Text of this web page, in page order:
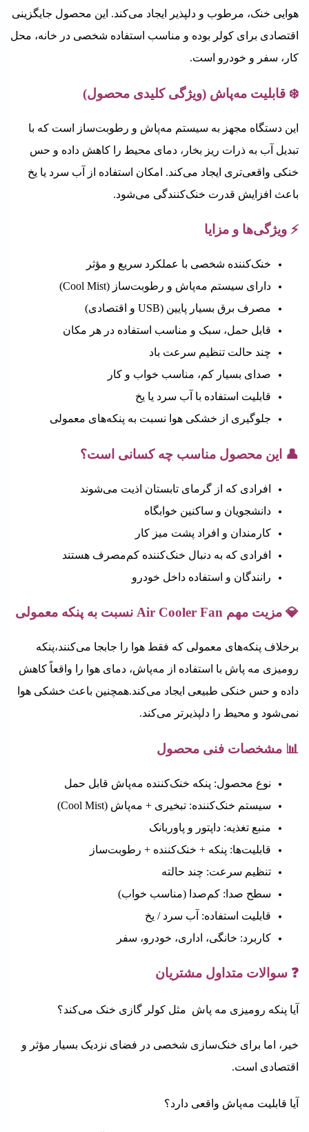
هوایی خنک، مرطوب و دلپذیر ایجاد می‌کند. این محصول جایگزینی
اقتصادی برای کولر بوده و مناسب استفاده شخصی در خانه، محل
کار، سفر و خودرو است.
❄️ قابلیت مه‌پاش (ویژگی کلیدی محصول)
این دستگاه مجهز به سیستم مه‌پاش و رطوبت‌ساز است که با
تبدیل آب به ذرات ریز بخار، دمای محیط را کاهش داده و حس
خنکی واقعی‌تری ایجاد می‌کند. امکان استفاده از آب سرد یا یخ
باعث افزایش قدرت خنک‌کنندگی می‌شود.
⚡ ویژگی‌ها و مزایا
خنک‌کننده شخصی با عملکرد سریع و مؤثر
دارای سیستم مه‌پاش و رطوبت‌ساز (Cool Mist)
مصرف برق بسیار پایین (USB و اقتصادی)
قابل حمل، سبک و مناسب استفاده در هر مکان
چند حالت تنظیم سرعت باد
صدای بسیار کم، مناسب خواب و کار
قابلیت استفاده با آب سرد یا یخ
جلوگیری از خشکی هوا نسبت به پنکه‌های معمولی
👤 این محصول مناسب چه کسانی است؟
افرادی که از گرمای تابستان اذیت می‌شوند
دانشجویان و ساکنین خوابگاه
کارمندان و افراد پشت میز کار
افرادی که به دنبال خنک‌کننده کم‌مصرف هستند
رانندگان و استفاده داخل خودرو
💎 مزیت مهم Air Cooler Fan نسبت به پنکه معمولی
برخلاف پنکه‌های معمولی که فقط هوا را جابجا می‌کنند،پنکه
رومیزی مه پاش با استفاده از مه‌پاش، دمای هوا را واقعاً کاهش
داده و حس خنکی طبیعی ایجاد می‌کند.همچنین باعث خشکی هوا
نمی‌شود و محیط را دلپذیرتر می‌کند.
📊 مشخصات فنی محصول
نوع محصول: پنکه خنک‌کننده مه‌پاش قابل حمل
سیستم خنک‌کننده: تبخیری + مه‌پاش (Cool Mist)
منبع تغذیه: داپتور و پاوربانک
قابلیت‌ها: پنکه + خنک‌کننده + رطوبت‌ساز
تنظیم سرعت: چند حالته
سطح صدا: کم‌صدا (مناسب خواب)
قابلیت استفاده: آب سرد / یخ
کاربرد: خانگی، اداری، خودرو، سفر
❓ سوالات متداول مشتریان
آیا پنکه رومیزی مه پاش مثل کولر گازی خنک می‌کند؟
خیر، اما برای خنک‌سازی شخصی در فضای نزدیک بسیار مؤثر و
اقتصادی است.
آیا قابلیت مه‌پاش واقعی دارد؟